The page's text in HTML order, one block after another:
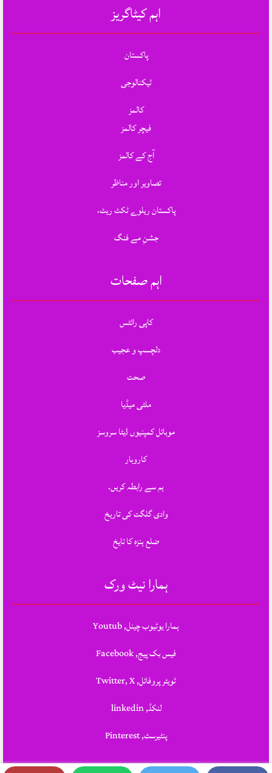
اہم کیٹاگریز
پاکستان
ٹیکنالوجی
کالمز
فیچر کالمز
آج کے کالمز
تصاویر اور مناظر
پاکستان ریلوے ٹکٹ ریٹ،
جشنِ مے فنگ
اہم صفحات
کاپی رائٹس
دلچسپ و عجیب
صحت
ملٹی میڈیا
موبائل کمپنیوں ڈیٹا سروسز
کاروبار
ہم سے رابطہ کریں.
وادی گلگت کی تاریخ
ضلع ہنزہ کا تایخ
ہمارا نیٹ ورک
ہمارا یوٹیوب چینل, Youtub
فیس بک پیج, Facebook
ٹویٹر پروفائل, Twitter, X
لنکڈ, linkedin
پنٹیرسٹ, Pinterest